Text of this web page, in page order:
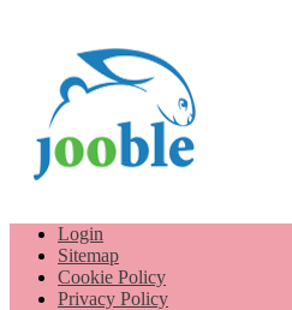
Login
Sitemap
Cookie Policy
Privacy Policy